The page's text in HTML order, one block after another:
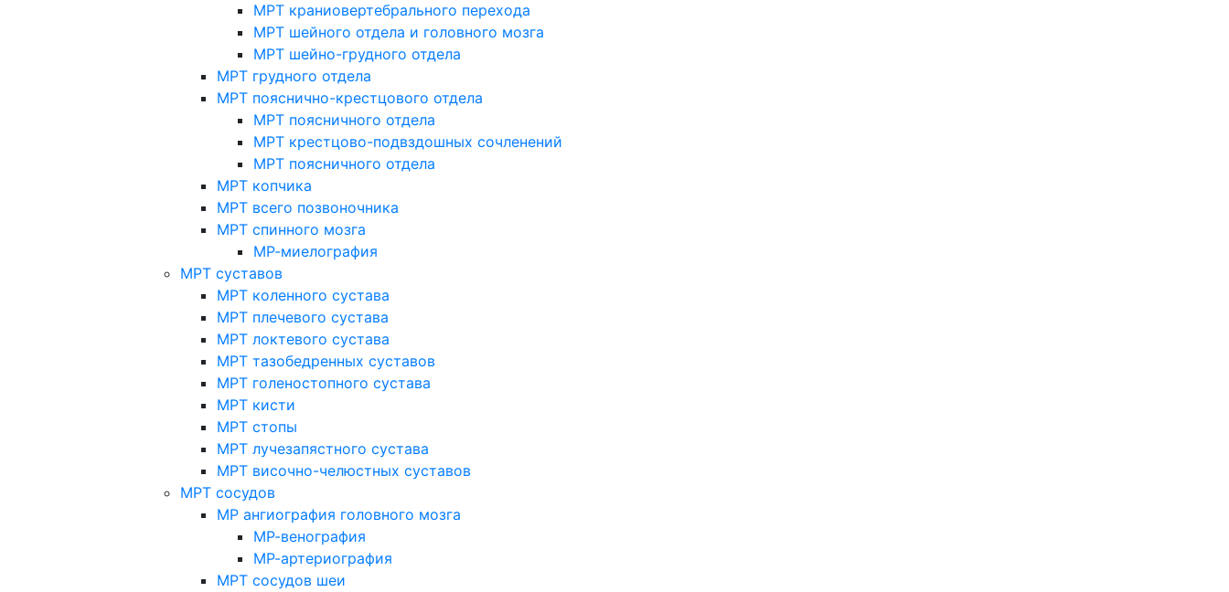
МРТ краниовертебрального перехода
МРТ шейного отдела и головного мозга
МРТ шейно-грудного отдела
МРТ грудного отдела
МРТ пояснично-крестцового отдела
МРТ поясничного отдела
МРТ крестцово-подвздошных сочленений
МРТ поясничного отдела
МРТ копчика
МРТ всего позвоночника
МРТ спинного мозга
МР-миелография
МРТ суставов
МРТ коленного сустава
МРТ плечевого сустава
МРТ локтевого сустава
МРТ тазобедренных суставов
МРТ голеностопного сустава
МРТ кисти
МРТ стопы
МРТ лучезапястного сустава
МРТ височно-челюстных суставов
МРТ сосудов
МР ангиография головного мозга
МР-венография
МР-артериография
МРТ сосудов шеи